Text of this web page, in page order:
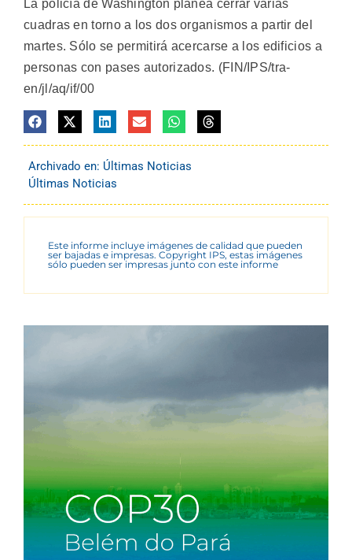
La policía de Washington planea cerrar varias
cuadras en torno a los dos organismos a partir del
martes. Sólo se permitirá acercarse a los edificios a
personas con pases autorizados. (FIN/IPS/tra-
en/jl/aq/if/00
Archivado en: Últimas Noticias
Últimas Noticias
Este informe incluye imágenes de calidad que pueden
ser bajadas e impresas. Copyright IPS, estas imágenes
sólo pueden ser impresas junto con este informe